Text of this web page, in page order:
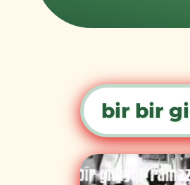
bir bir